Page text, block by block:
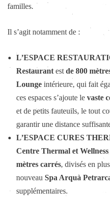
familles.
Il s’agit notamment de :
L’ESPACE
Restaurant est de 800
Lounge intérieure, qui fait
ces espaces s’ajoute le vaste
et de petits fauteuils, le tout
garantir une distance
L’ESPACE CURES
Centre Thermal et Wellness
mètres carrés, divisés en
nouveau Spa Arquà
supplémentaires.